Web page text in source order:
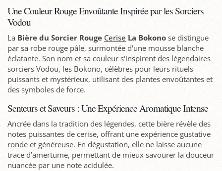
Une Couleur Rouge Envoûtante Inspirée par les Sorciers
Vodou
La Bière du Sorcier Rouge Cerise La Bokono se distingue
par sa robe rouge pâle, surmontée d'une mousse blanche
éclatante. Son nom et sa couleur s'inspirent des légendaires
sorciers Vodou, les Bokono, célèbres pour leurs rituels
puissants et mystérieux, utilisant des plantes envoûtantes et
des symboles de force.
Senteurs et Saveurs : Une Expérience Aromatique Intense
Ancrée dans la tradition des légendes, cette bière révèle des
notes puissantes de cerise, offrant une expérience gustative
ronde et généreuse. En dégustation, elle ne laisse aucune
trace d’amertume, permettant de mieux savourer la douceur
nuancée par une note acidulée.